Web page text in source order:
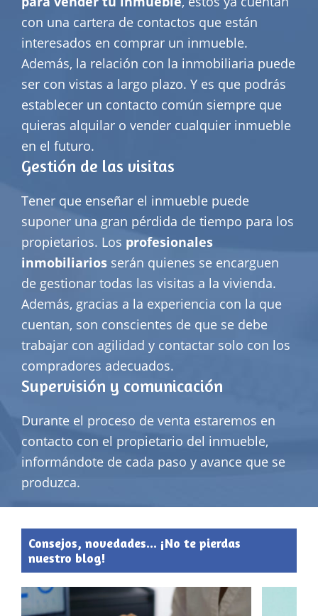
con una cartera de contactos que están
interesados en comprar un inmueble.
Además, la relación con la inmobiliaria puede
ser con vistas a largo plazo. Y es que podrás
establecer un contacto común siempre que
quieras alquilar o vender cualquier inmueble
en el futuro.
Gestión de las visitas
Tener que enseñar el inmueble puede
suponer una gran pérdida de tiempo para los
propietarios. Los profesionales
inmobiliarios serán quienes se encarguen
de gestionar todas las visitas a la vivienda.
Además, gracias a la experiencia con la que
cuentan, son conscientes de que se debe
trabajar con agilidad y contactar solo con los
compradores adecuados.
Supervisión y comunicación
Durante el proceso de venta estaremos en
contacto con el propietario del inmueble,
informándote de cada paso y avance que se
produzca.
Consejos, novedades... ¡No te pierdas
nuestro blog!